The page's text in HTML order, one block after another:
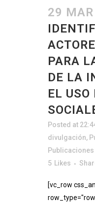
29 MAR
PARA
DE LA
EL USO
Posted at
divulgación,
Publicaciones
5 Likes
[vc_row